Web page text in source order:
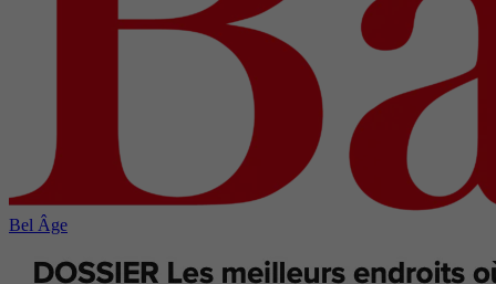
Bel Âge